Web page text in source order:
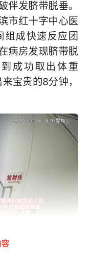
伴发脐带脱垂。
市红十字中心医
组成快速反应团
病房发现脐带脱
成功取出体重
宝贵的8分钟，
情
现自己裤子都湿